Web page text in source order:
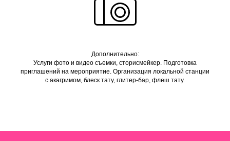
Дополнительно:
Услуги фото и видео съемки, сторисмейкер. Подготовка
приглашений на мероприятие. Организация локальной станции
с акагримом, блеск тату, глитер-бар, флеш тату.